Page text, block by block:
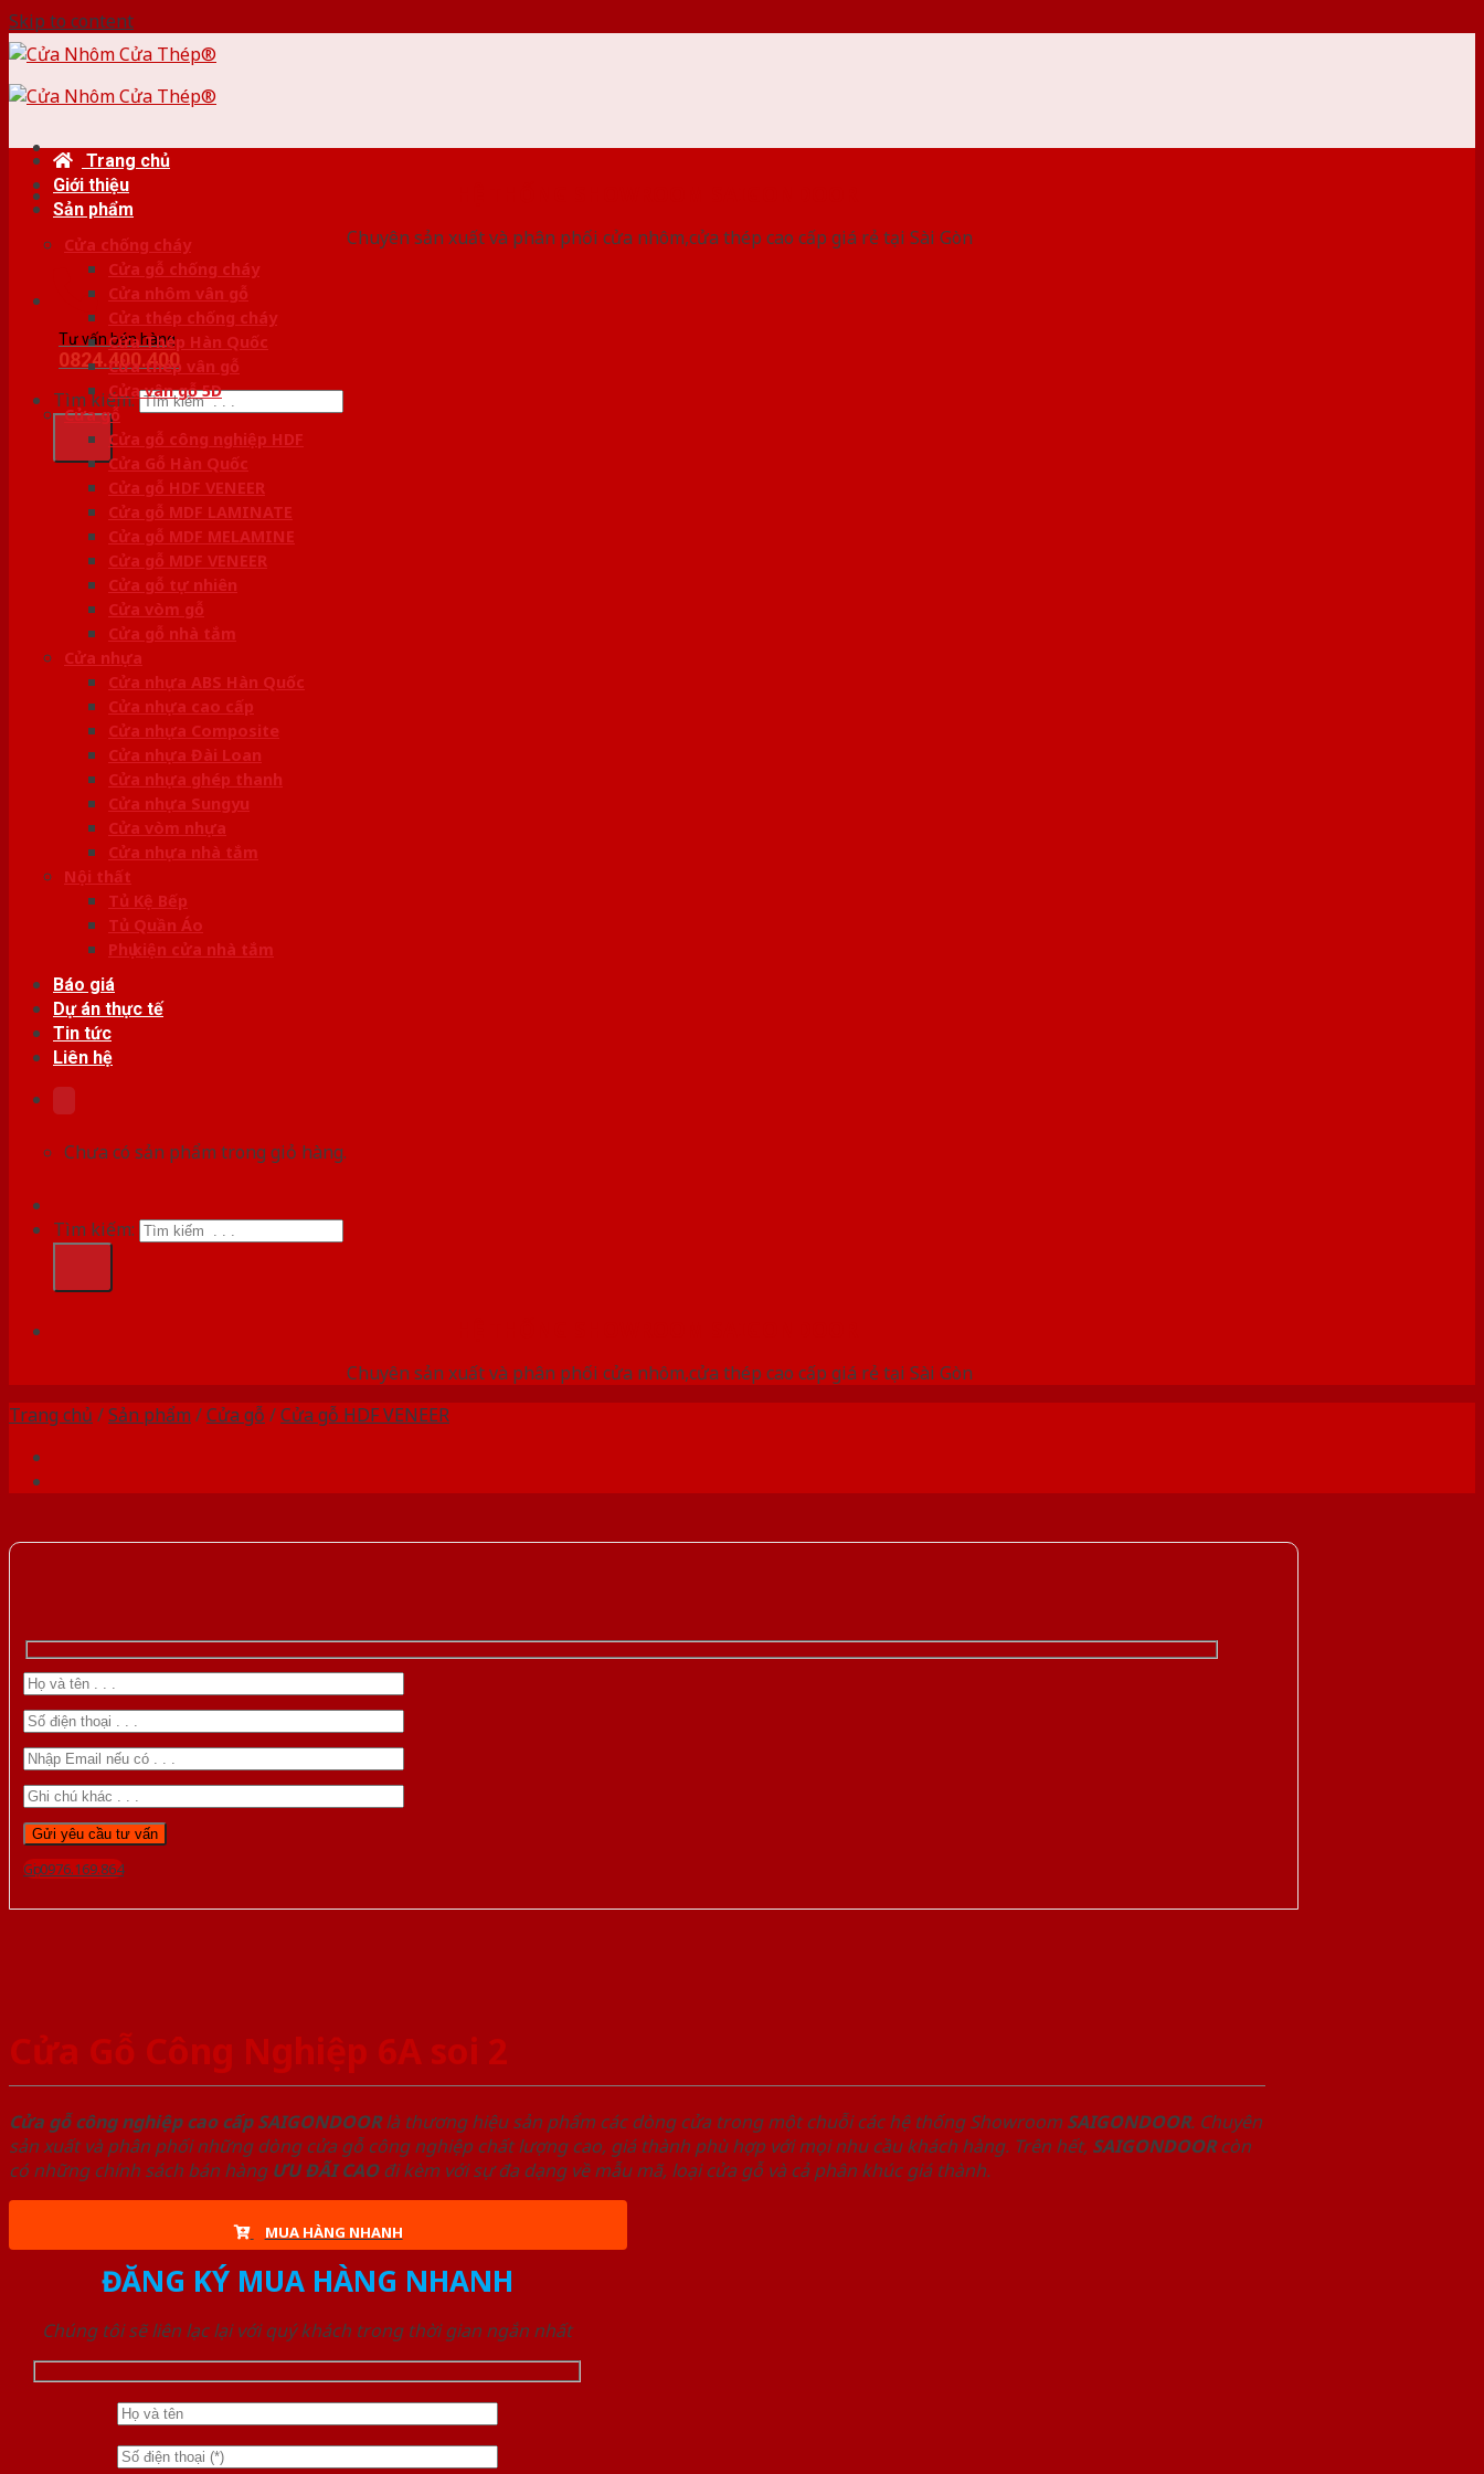
Skip to content
Chuyên sản xuất và phân phối cửa nhôm,cửa thép cao cấp giá rẻ tại Sài Gòn
Tư vấn bán hàng
0824.400.400
Tìm kiếm:
Trang chủ
Giới thiệu
Sản phẩm
Cửa chống cháy
Cửa gỗ chống cháy
Cửa nhôm vân gỗ
Cửa thép chống cháy
Cửa Thép Hàn Quốc
Cửa thép vân gỗ
Cửa vân gỗ 5D
Cửa gỗ
Cửa gỗ công nghiệp HDF
Cửa Gỗ Hàn Quốc
Cửa gỗ HDF VENEER
Cửa gỗ MDF LAMINATE
Cửa gỗ MDF MELAMINE
Cửa gỗ MDF VENEER
Cửa gỗ tự nhiên
Cửa vòm gỗ
Cửa gỗ nhà tắm
Cửa nhựa
Cửa nhựa ABS Hàn Quốc
Cửa nhựa cao cấp
Cửa nhựa Composite
Cửa nhựa Đài Loan
Cửa nhựa ghép thanh
Cửa nhựa Sungyu
Cửa vòm nhựa
Cửa nhựa nhà tắm
Nội thất
Tủ Kệ Bếp
Tủ Quần Áo
Phụ kiện cửa nhà tắm
Báo giá
Dự án thực tế
Tin tức
Liên hệ
Chưa có sản phẩm trong giỏ hàng.
Tìm kiếm:
Chuyên sản xuất và phân phối cửa nhôm,cửa thép cao cấp giá rẻ tại Sài Gòn
Trang chủ /Sản phẩm /Cửa gỗ /Cửa gỗ HDF VENEER
Gọi 0976.169.864
Cửa Gỗ Công Nghiệp 6A soi 2
Cửa gỗ công nghiệp cao cấp SAIGONDOORlà thương hiệu sản phẩm các dòng cửa trong một chuỗi các hệ thống Showroom SAIGONDOOR. Chuyên
sản xuất và phân phối những dòng cửa gỗ công nghiệp chất lượng cao, giá thành phù hợp với mọi nhu cầu khách hàng. Trên hết, SAIGONDOORcòn
có những chính sách bán hàng ƯU ĐÃI CAOđi kèm với sự đa dạng về mẫu mã, loại cửa gỗ và cả phân khúc giá thành.
MUA HÀNG NHANH
ĐĂNG KÝ MUA HÀNG NHANH
Chúng tôi sẽ liên lạc lại với quý khách trong thời gian ngắn nhất